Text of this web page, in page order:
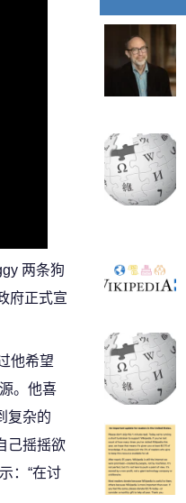
两条狗
府正式宣
他希望
。他喜
复杂的
己摇摇欲
：“在讨